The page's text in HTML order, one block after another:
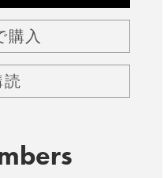
購入
読